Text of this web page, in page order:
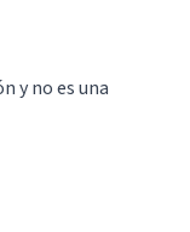
y no es una